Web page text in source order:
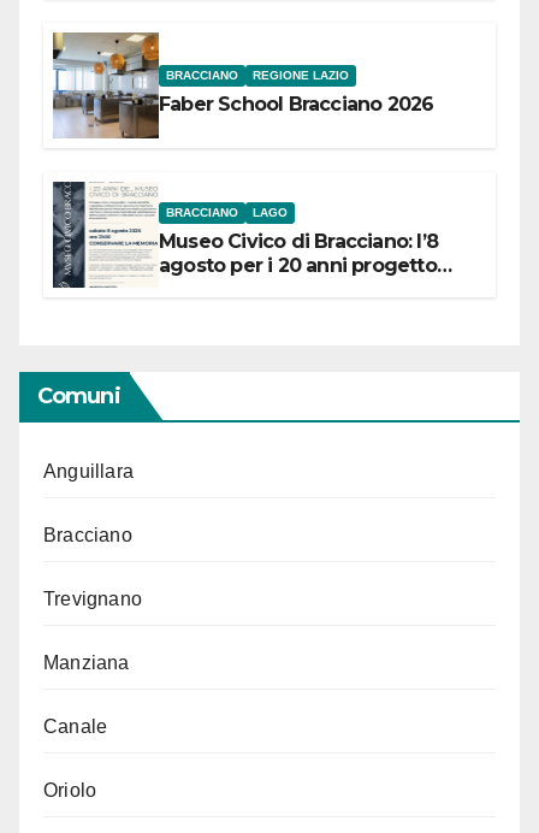
BRACCIANO REGIONE LAZIO
Faber School Bracciano 2026
BRACCIANO LAGO
Museo Civico di Bracciano: l’8
agosto per i 20 anni progetto
Comuni
Anguillara
Bracciano
Trevignano
Manziana
Canale
Oriolo